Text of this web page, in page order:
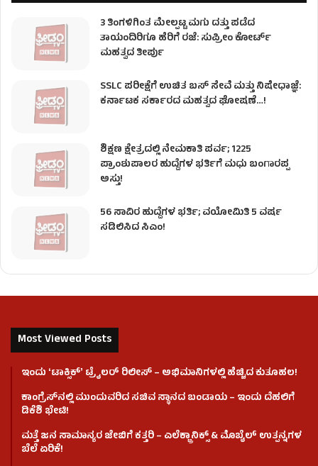
3 ತಿಂಗಳಿಗಿಂತ ಮೇಲ್ಪಟ್ಟ ಮಗು ದತ್ತು ಪಡೆದ
ತಾಯಂದಿರಿಗೂ ಹೆರಿಗೆ ರಜೆ: ಸುಪ್ರೀಂ ಕೋರ್ಟ್
ಮಹತ್ವದ ತೀರ್ಪು
SSLC ಪರೀಕ್ಷೆಗೆ ಉಚಿತ ಬಸ್ ಸೇವೆ ಮತ್ತು ನಿಷೇಧಾಜ್ಞೆ:
ಕರ್ನಾಟಕ ಸರ್ಕಾರದ ಮಹತ್ವದ ಘೋಷಣೆ…!
ಶಿಕ್ಷಣ ಕ್ಷೇತ್ರದಲ್ಲಿ ನೇಮಕಾತಿ ಪರ್ವ; 1225
ಪ್ರಾಂಶುಪಾಲರ ಹುದ್ದೆಗಳ ಭರ್ತಿಗೆ ಮಧು ಬಂಗಾರಪ್ಪ
ಅಸ್ತು!
56 ಸಾವಿರ ಹುದ್ದೆಗಳ ಭರ್ತಿ; ವಯೋಮಿತಿ 5 ವರ್ಷ
ಸಡಿಲಿಸಿದ ಸಿಎಂ!
Most Viewed Posts
ಇಂದು ʻಟಾಕ್ಸಿಕ್ʼ ಟ್ರೈಲರ್ ರಿಲೀಸ್‌ – ಅಭಿಮಾನಿಗಳಲ್ಲಿ ಹೆಚ್ಚಿದ ಕುತೂಹಲ!
ಕಾಂಗ್ರೆಸ್​ನಲ್ಲಿ ಮುಂದುವರಿದ ಸಚಿವ ಸ್ಥಾನದ ಬಂಡಾಯ – ಇಂದು ದೆಹಲಿಗೆ
ಡಿಕೆಶಿ ಭೇಟಿ!
ಮತ್ತೆ ಜನ ಸಾಮಾನ್ಯರ ಜೇಬಿಗೆ ಕತ್ತರಿ – ಎಲೆಕ್ಟ್ರಾನಿಕ್ಸ್ & ಮೊಬೈಲ್ ಉತ್ಪನ್ನಗಳ
ಬೆಲೆ ಏರಿಕೆ!